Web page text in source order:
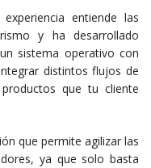
entiende las
y ha desarrollado
sistema operativo con
distintos flujos de
que tu cliente
que permite agilizar las
ya que solo basta